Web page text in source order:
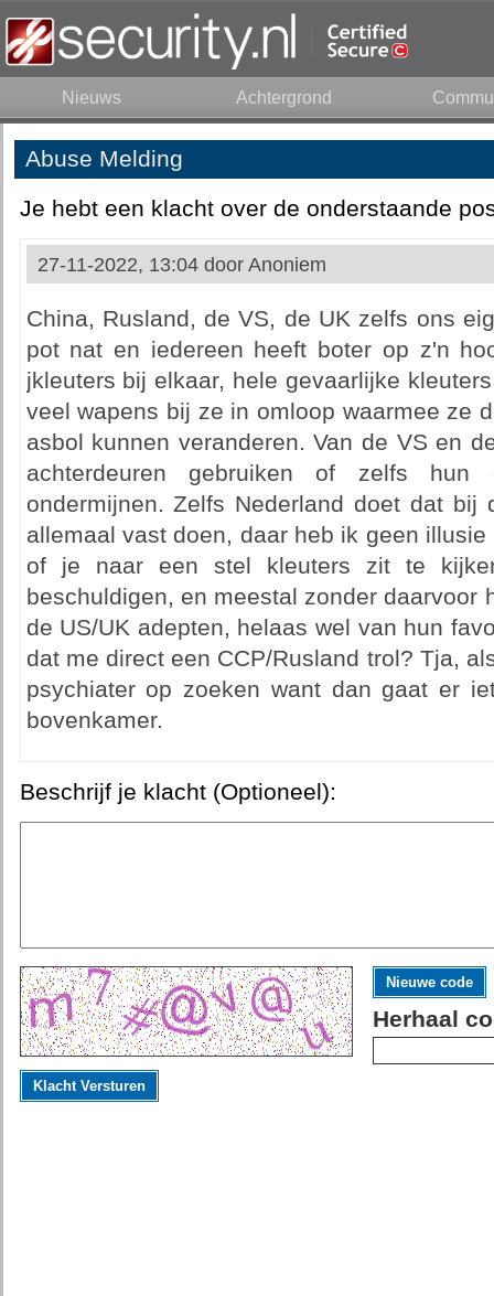
Nieuws Achtergrond
Abuse Melding
Je hebt een klacht over de onderstaande
27-11-2022, 13:04 door Anoniem
China, Rusland, de VS, de UK zelfs ons
pot nat en iedereen heeft boter op z'n
jkleuters bij elkaar, hele gevaarlijke
veel wapens bij ze in omloop waarmee ze
asbol kunnen veranderen. Van de VS en
achterdeuren gebruiken of zelfs hun
ondermijnen. Zelfs Nederland doet dat
allemaal vast doen, daar heb ik geen
of je naar een stel kleuters zit te
beschuldigen, en meestal zonder daarvoor
de US/UK adepten, helaas wel van hun
dat me direct een CCP/Rusland trol? Tja,
psychiater op zoeken want dan gaat er
bovenkamer.
Beschrijf je klacht (Optioneel):
Nieuwe code
Herhaal
Klacht Versturen